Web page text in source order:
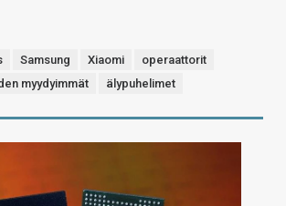
Samsung Xiaomi
operaattorit
myydyimmät älypuhelimet